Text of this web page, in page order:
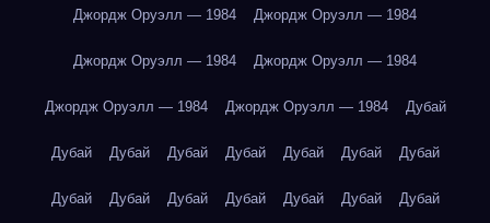
Джордж Оруэлл — 1984 Джордж Оруэлл — 1984
Джордж Оруэлл — 1984 Джордж Оруэлл — 1984
Джордж Оруэлл — 1984 Джордж Оруэлл — 1984 Дубай
Дубай Дубай Дубай Дубай Дубай Дубай Дубай
Дубай Дубай Дубай Дубай Дубай Дубай Дубай